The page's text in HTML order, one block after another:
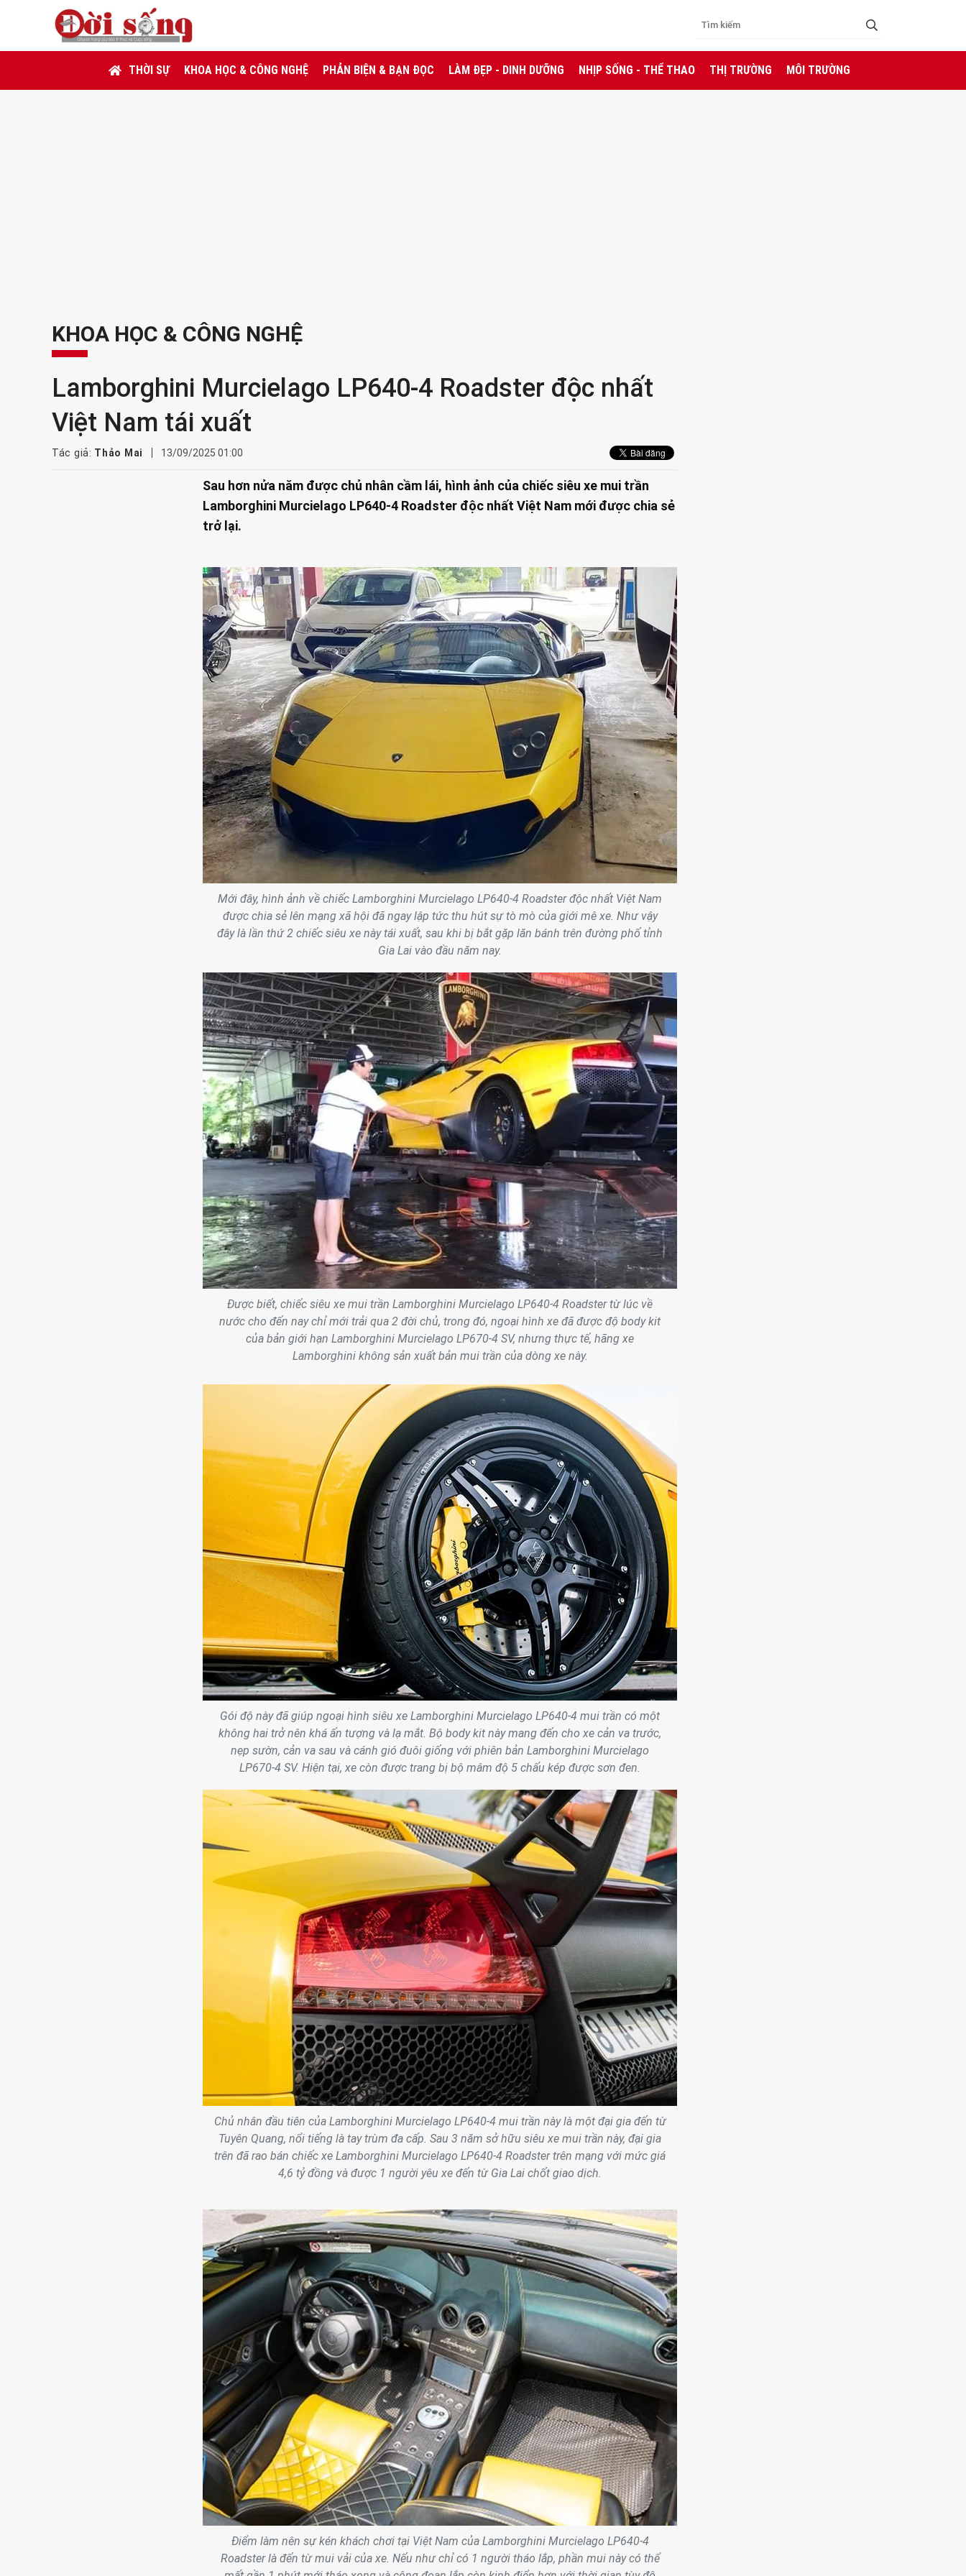
THỜI SỰ KHOA HỌC & CÔNG NGHỆ PHẢN BIỆN & BẠN ĐỌC LÀM ĐẸP - DINH DƯỠNG NHỊP SỐNG - THỂ THAO THỊ TRƯỜNG MÔI TRƯỜNG
KHOA HỌC & CÔNG NGHỆ
Lamborghini Murcielago LP640-4 Roadster độc nhất
Việt Nam tái xuất
Tác giả: Thảo Mai 13/09/2025 01:00
Sau hơn nửa năm được chủ nhân cầm lái, hình ảnh của chiếc siêu xe mui trần
Lamborghini Murcielago LP640-4 Roadster độc nhất Việt Nam mới được chia sẻ
trở lại.
Mới đây, hình ảnh về chiếc Lamborghini Murcielago LP640-4 Roadster độc nhất Việt Nam
được chia sẻ lên mạng xã hội đã ngay lập tức thu hút sự tò mò của giới mê xe. Như vậy
đây là lần thứ 2 chiếc siêu xe này tái xuất, sau khi bị bắt gặp lăn bánh trên đường phố tỉnh
Gia Lai vào đầu năm nay.
Được biết, chiếc siêu xe mui trần Lamborghini Murcielago LP640-4 Roadster từ lúc về
nước cho đến nay chỉ mới trải qua 2 đời chủ, trong đó, ngoại hình xe đã được độ body kit
của bản giới hạn Lamborghini Murcielago LP670-4 SV, nhưng thực tế, hãng xe
Lamborghini không sản xuất bản mui trần của dòng xe này.
Gói độ này đã giúp ngoại hình siêu xe Lamborghini Murcielago LP640-4 mui trần có một
không hai trở nên khá ấn tượng và lạ mắt. Bộ body kit này mang đến cho xe cản va trước,
nẹp sườn, cản va sau và cánh gió đuôi giống với phiên bản Lamborghini Murcielago
LP670-4 SV. Hiện tại, xe còn được trang bị bộ mâm độ 5 chấu kép được sơn đen.
Chủ nhân đầu tiên của Lamborghini Murcielago LP640-4 mui trần này là một đại gia đến từ
Tuyên Quang, nổi tiếng là tay trùm đa cấp. Sau 3 năm sở hữu siêu xe mui trần này, đại gia
trên đã rao bán chiếc xe Lamborghini Murcielago LP640-4 Roadster trên mạng với mức giá
4,6 tỷ đồng và được 1 người yêu xe đến từ Gia Lai chốt giao dịch.
Điểm làm nên sự kén khách chơi tại Việt Nam của Lamborghini Murcielago LP640-4
Roadster là đến từ mui vải của xe. Nếu như chỉ có 1 người tháo lắp, phần mui này có thể